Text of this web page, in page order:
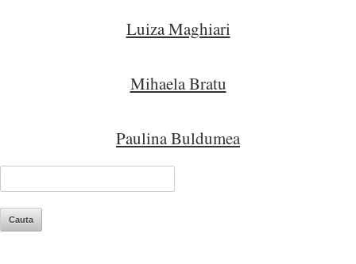
Luiza Maghiari
Mihaela Bratu
Paulina Buldumea